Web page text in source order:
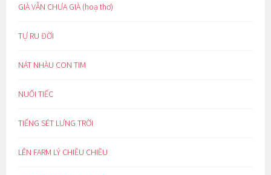
GIÀ VẪN CHƯA GIÀ (hoạ thơ)
TỰ RU ĐỜI
NÁT NHÀU CON TIM
NUỐI TIẾC
TIẾNG SÉT LƯNG TRỜI
LÊN FARM LÝ CHIỀU CHIỀU